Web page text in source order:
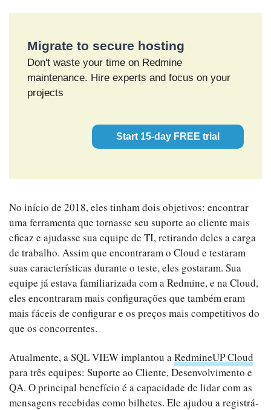
Migrate to secure hosting
Don't waste your time on Redmine
maintenance. Hire experts and focus on your
projects
Start 15-day FREE trial
No início de 2018, eles tinham dois objetivos: encontrar
uma ferramenta que tornasse seu suporte ao cliente mais
eficaz e ajudasse sua equipe de TI, retirando deles a carga
de trabalho. Assim que encontraram o Cloud e testaram
suas características durante o teste, eles gostaram. Sua
equipe já estava familiarizada com a Redmine, e na Cloud,
eles encontraram mais configurações que também eram
mais fáceis de configurar e os preços mais competitivos do
que os concorrentes.
Atualmente, a SQL VIEW implantou aRedmineUP Cloud
para três equipes: Suporte ao Cliente, Desenvolvimento e
QA. O principal benefício é a capacidade de lidar com as
mensagens recebidas como bilhetes. Ele ajudou a registrá-